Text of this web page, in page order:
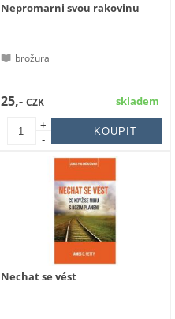
Nepromarni svou rakovinu
brožura
skladem
+
-
25,-CZK
Nechat se vést